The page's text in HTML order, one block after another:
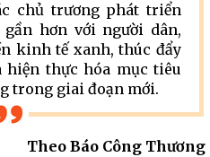
chủ trương phát triển
hơn với người dân,
kinh tế xanh, thúc đẩy
hiện thực hóa mục tiêu
trong giai đoạn mới.
Theo Báo Công Thương